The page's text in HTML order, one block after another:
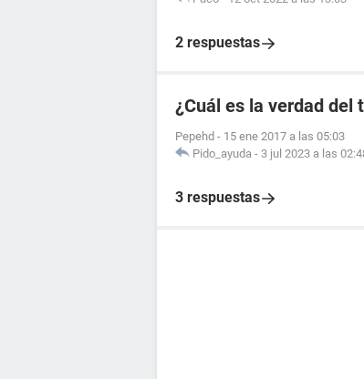
2 respuestas
¿Cuál es la verdad del
Pepehd - 15 ene 2017 a las 05:03
Pido_ayuda - 3 jul 2023 a las
3 respuestas